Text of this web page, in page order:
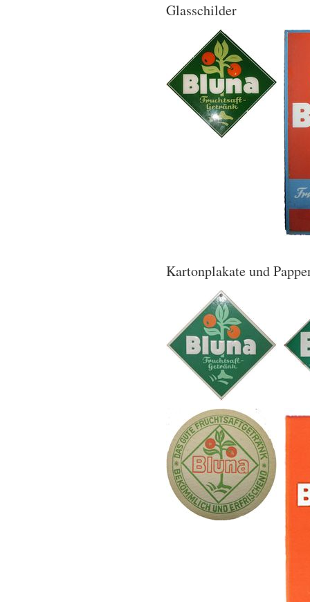
Glasschilder
Kartonplakate und